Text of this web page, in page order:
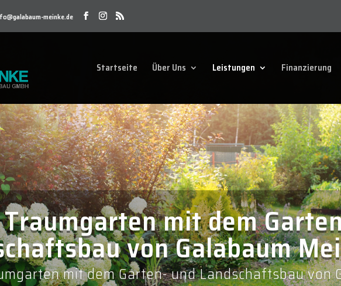
meinke.de
Startseite Über Uns Leistungen Finanzierung
mit dem
von Galabaum
mit dem Garten- und Landschaftsbau von